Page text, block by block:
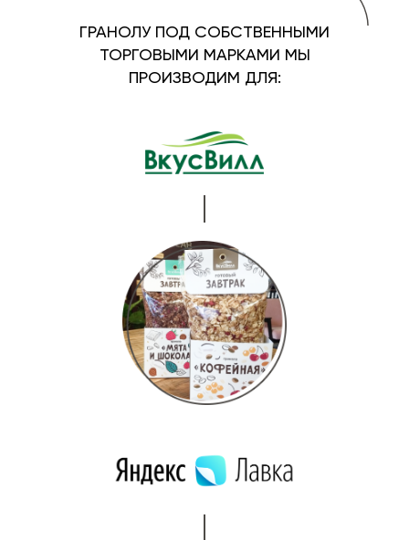
ГРАНОЛУ ПОД СОБСТВЕННЫМИ
ТОРГОВЫМИ МАРКАМИ МЫ
ПРОИЗВОДИМ ДЛЯ: